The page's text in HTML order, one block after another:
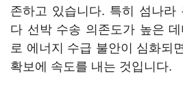
존하고 있습니다. 특히 섬나라
다 선박 수송 의존도가 높은
로 에너지 수급 불안이 심화되
확보에 속도를 내는 것입니다.